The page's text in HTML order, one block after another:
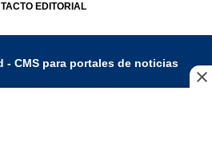
EDITORIAL
- CMS para portales de noticias